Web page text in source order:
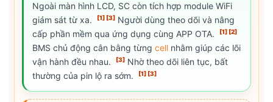
Ngoài màn hình LCD, SC còn tích hợp module WiFi
giám sát từ xa.
[1] [3] Người dùng theo dõi và nâng
cấp phần mềm qua ứng dụng cùng APP OTA.
[1] [2]
BMS chủ động cân bằng từng cell nhằm giúp các lõi
vận hành đều nhau.
[3] Nhờ theo dõi liên tục, bất
thường của pin lộ ra sớm.
[1] [3]